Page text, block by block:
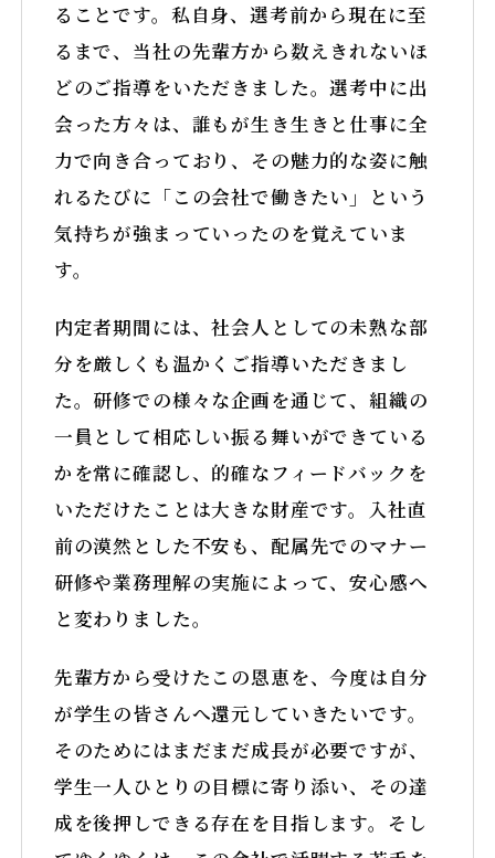
ることです。私自身、選考前から現在に至
るまで、当社の先輩方から数えきれないほ
どのご指導をいただきました。選考中に出
会った方々は、誰もが生き生きと仕事に全
力で向き合っており、その魅力的な姿に触
れるたびに「この会社で働きたい」という
気持ちが強まっていったのを覚えていま
す。
内定者期間には、社会人としての未熟な部
分を厳しくも温かくご指導いただきまし
た。研修での様々な企画を通じて、組織の
一員として相応しい振る舞いができている
かを常に確認し、的確なフィードバックを
いただけたことは大きな財産です。入社直
前の漠然とした不安も、配属先でのマナー
研修や業務理解の実施によって、安心感へ
と変わりました。
先輩方から受けたこの恩恵を、今度は自分
が学生の皆さんへ還元していきたいです。
そのためにはまだまだ成長が必要ですが、
学生一人ひとりの目標に寄り添い、その達
成を後押しできる存在を目指します。そし